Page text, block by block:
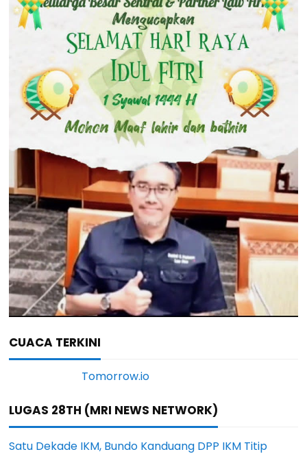
CUACA TERKINI
LUGAS 28TH (MRI NEWS NETWORK)
Satu Dekade IKM, Bundo Kanduang DPP IKM Titip